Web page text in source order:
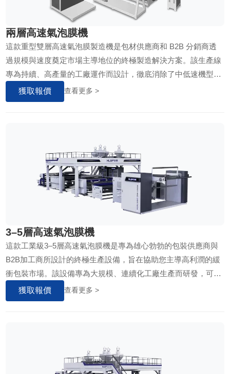
兩層高速氣泡膜機
這款重型雙層高速氣泡膜製造機是包材供應商和 B2B 分銷商透
過規模與速度奠定市場主導地位的終極製造解決方案。該生產線
專為持續、高產量的工廠運作而設計，徹底消除了中低速機型的
產能瓶頸，讓您的工廠在堅如磐石的穩定性下實現日產量翻倍。
透過將高產能擠出工藝與即時真空冷卻技術完美同步，該系統能
獲取報價 查看更多 >
3–5層高速氣泡膜機
這款工業級3–5層高速氣泡膜機是專為雄心勃勃的包裝供應商與
B2B加工商所設計的終極生產設備，旨在協助您主導高利潤的緩
衝包裝市場。該設備專為大規模、連續化工廠生產而研發，可讓
您的產線在優質三層標準膜與重型五層結構複合膜之間無縫切
換。透過結合高產能共擠技術與在極限操作條件下的即時真空成
獲取報價 查看更多 >